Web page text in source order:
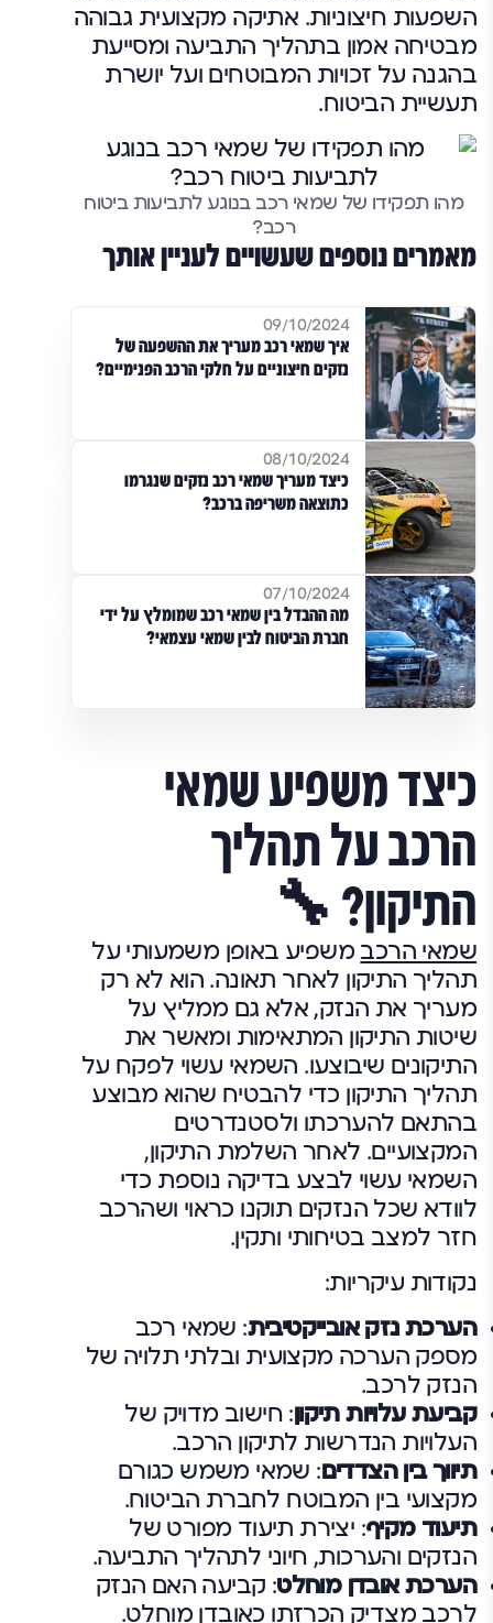
השפעות חיצוניות. אתיקה מקצועית גבוהה
מבטיחה אמון בתהליך התביעה ומסייעת
בהגנה על זכויות המבוטחים ועל יושרת
תעשיית הביטוח.
מהו תפקידו של שמאי רכב בנוגע לתביעות ביטוח
רכב?
מאמרים נוספים שעשויים לעניין אותך
09/10/2024
איך שמאי רכב מעריך את ההשפעה של
נזקים חיצוניים על חלקי הרכב הפנימיים?
08/10/2024
כיצד מעריך שמאי רכב נזקים שנגרמו
כתוצאה משריפה ברכב?
07/10/2024
מה ההבדל בין שמאי רכב שמומלץ על ידי
חברת הביטוח לבין שמאי עצמאי?
כיצד משפיע שמאי
הרכב על תהליך
התיקון? 🔧
שמאי הרכב משפיע באופן משמעותי על
תהליך התיקון לאחר תאונה. הוא לא רק
מעריך את הנזק, אלא גם ממליץ על
שיטות התיקון המתאימות ומאשר את
התיקונים שיבוצעו. השמאי עשוי לפקח על
תהליך התיקון כדי להבטיח שהוא מבוצע
בהתאם להערכתו ולסטנדרטים
המקצועיים. לאחר השלמת התיקון,
השמאי עשוי לבצע בדיקה נוספת כדי
לוודא שכל הנזקים תוקנו כראוי ושהרכב
חזר למצב בטיחותי ותקין.
נקודות עיקריות:
הערכת נזק אובייקטיבית: שמאי רכב
מספק הערכה מקצועית ובלתי תלויה של
הנזק לרכב.
קביעת עלויות תיקון: חישוב מדויק של
העלויות הנדרשות לתיקון הרכב.
תיווך בין הצדדים: שמאי משמש כגורם
מקצועי בין המבוטח לחברת הביטוח.
תיעוד מקיף: יצירת תיעוד מפורט של
הנזקים והערכות, חיוני לתהליך התביעה.
הערכת אובדן מוחלט: קביעה האם הנזק
לרכב מצדיק הכרזתו כאובדן מוחלט.